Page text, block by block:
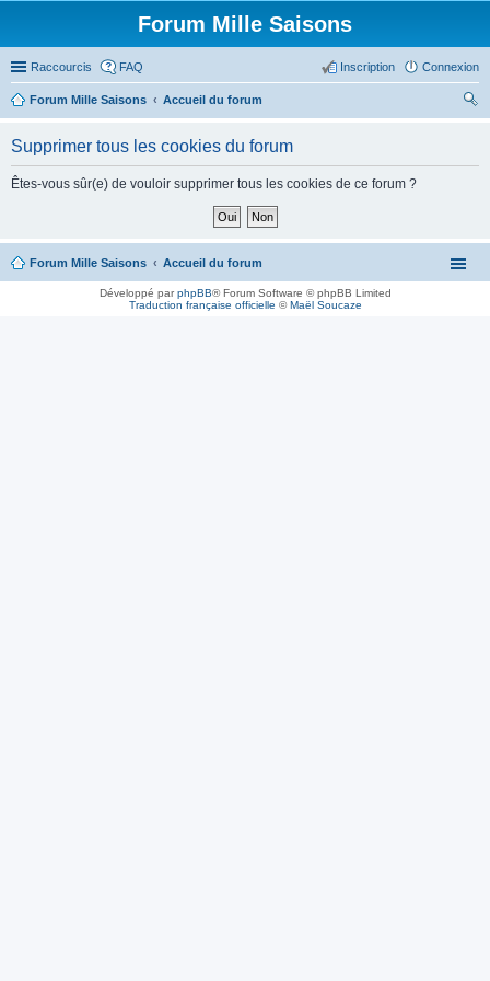
Forum Mille Saisons
Raccourcis FAQ Connexion
Inscription
Forum Mille Saisons
Accueil du forum
Supprimer tous les cookies du forum
Êtes-vous sûr(e) de vouloir supprimer tous les cookies de ce forum ?
Forum Mille Saisons Accueil du forum
Développé parphpBB® Forum Software © phpBB Limited
Traduction française officielle ©Maël Soucaze